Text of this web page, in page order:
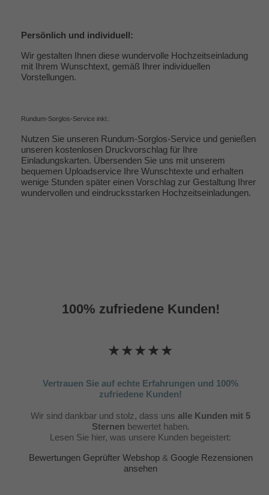
Persönlich und individuell:
Wir gestalten Ihnen diese wundervolle Hochzeitseinladung
mit Ihrem Wunschtext, gemäß Ihrer individuellen
Vorstellungen.
Rundum-Sorglos-Service inkl.:
Nutzen Sie unseren Rundum-Sorglos-Service und genießen
unseren kostenlosen Druckvorschlag für Ihre
Einladungskarten. Übersenden Sie uns mit unserem
bequemen Uploadservice Ihre Wunschtexte und erhalten
wenige Stunden später einen Vorschlag zur Gestaltung Ihrer
wundervollen und eindrucksstarken Hochzeitseinladungen.
100% zufriedene Kunden!
★★★★★
Vertrauen Sie auf echte Erfahrungen und 100%
zufriedene Kunden!
Wir sind dankbar und stolz, dass uns alle Kunden mit 5
Sternen bewertet haben.
Lesen Sie hier, was unsere Kunden begeistert:
Bewertungen Geprüfter Webshop& Google Rezensionen
ansehen